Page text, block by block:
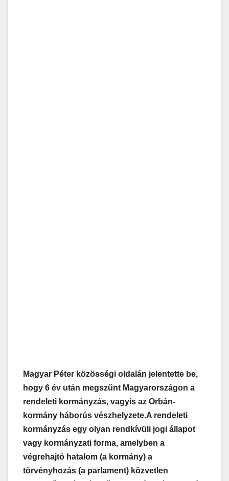
Magyar Péter közösségi oldalán jelentette be,
hogy 6 év után megszűnt Magyarországon a
rendeleti kormányzás, vagyis az Orbán-
kormány háborús vészhelyzete.A rendeleti
kormányzás egy olyan rendkívüli jogi állapot
vagy kormányzati forma, amelyben a
végrehajtó hatalom (a kormány) a
törvényhozás (a parlament) közvetlen